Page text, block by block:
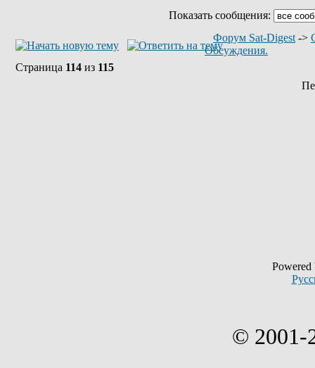
Показать сообщения:
Форум Sat-Digest ->
Обсуждения.
Страница 114 из 115
© 2001-